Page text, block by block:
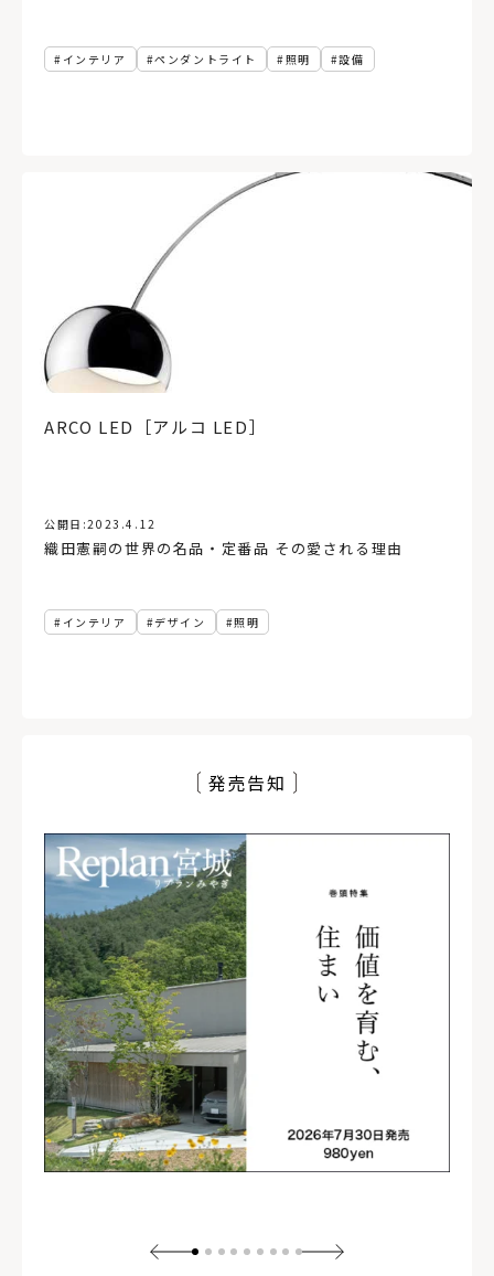
インテリア ペンダントライト 照明 設備
ARCO LED［アルコ LED］
公開日:2023.4.12
織田憲嗣の世界の名品・定番品 その愛される理由
インテリア デザイン 照明
発売告知